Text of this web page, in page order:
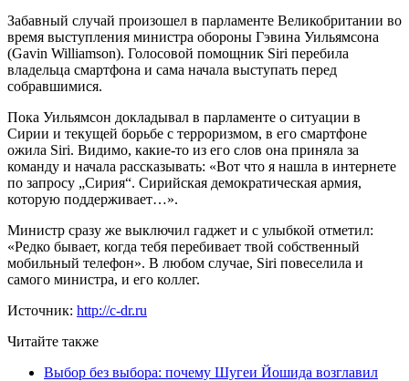
Забавный случай произошел в парламенте Великобритании во
время выступления министра обороны Гэвина Уильямсона
(Gavin Williamson). Голосовой помощник Siri перебила
владельца смартфона и сама начала выступать перед
собравшимися.
Пока Уильямсон докладывал в парламенте о ситуации в
Сирии и текущей борьбе с терроризмом, в его смартфоне
ожила Siri. Видимо, какие-то из его слов она приняла за
команду и начала рассказывать: «Вот что я нашла в интернете
по запросу „Сирия“. Сирийская демократическая армия,
которую поддерживает…».
Министр сразу же выключил гаджет и с улыбкой отметил:
«Редко бывает, когда тебя перебивает твой собственный
мобильный телефон». В любом случае, Siri повеселила и
самого министра, и его коллег.
Источник: http://c-dr.ru
Читайте также
Выбор без выбора: почему Шугеи Йошида возглавил